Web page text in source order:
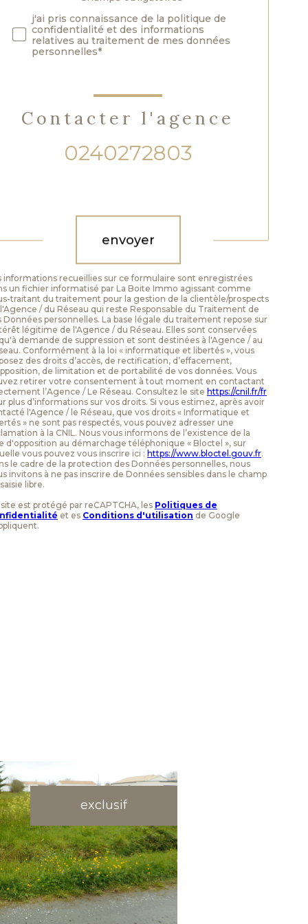
j'ai pris connaissance de la politique de
confidentialité et des informations
relatives au traitement de mes données
personnelles*
Contacter l'agence
0240272803
envoyer
informations recueillies sur ce formulaire sont enregistrées
un fichier informatisé par La Boite Immo agissant comme
traitant du traitement pour la gestion de la clientèle/prospects
/ du Réseau qui reste Responsable du Traitement de
Données personnelles. La base légale du traitement repose sur
légitime de l'Agence / du Réseau. Elles sont conservées
demande de suppression et sont destinées à l'Agence / au
Conformément à la loi « informatique et libertés », vous
des droits d’accès, de rectification, d’effacement,
de limitation et de portabilité de vos données. Vous
retirer votre consentement à tout moment en contactant
l’Agence / Le Réseau. Consultez le site https://cnil.fr/fr
plus d’informations sur vos droits. Si vous estimez, après avoir
l'Agence / le Réseau, que vos droits « Informatique et
» ne sont pas respectés, vous pouvez adresser une
à la CNIL. Nous vous informons de l’existence de la
d'opposition au démarchage téléphonique « Bloctel », sur
vous pouvez vous inscrire ici : https://www.bloctel.gouv.fr.
le cadre de la protection des Données personnelles, nous
invitons à ne pas inscrire de Données sensibles dans le champ
libre.
site est protégé par reCAPTCHA, les Politiques de
et es Conditions d'utilisation de Google
exclusif
voir le bien